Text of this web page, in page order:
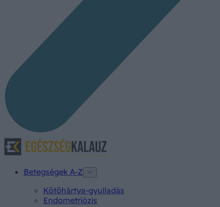
Betegségek A-Z
Kötőhártya-gyulladás
Endometriózis